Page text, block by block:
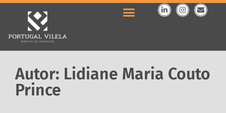
Autor: Lidiane Maria Couto
Prince